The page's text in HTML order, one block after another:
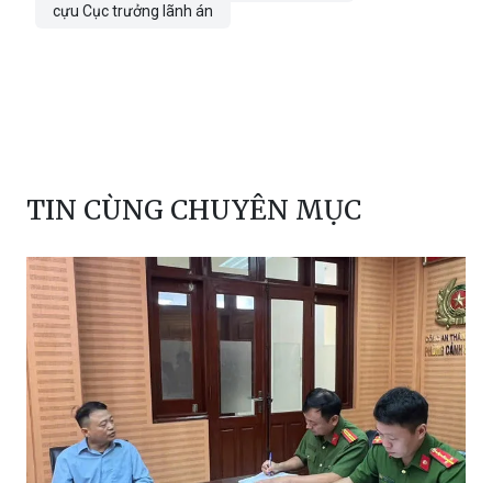
cựu Cục trưởng lãnh án
TIN CÙNG CHUYÊN MỤC